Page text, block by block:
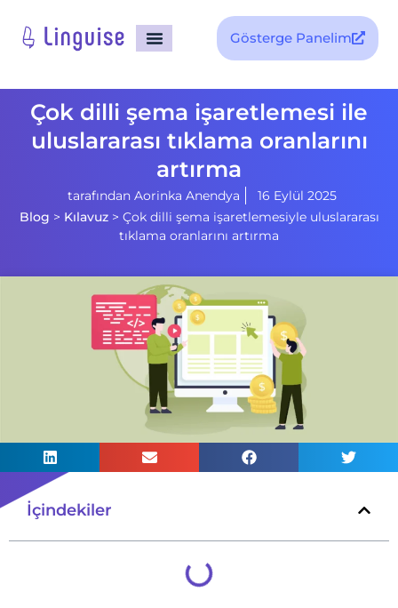
Gösterge Panelim
Çok dilli şema işaretlemesi ile
uluslararası tıklama oranlarını
artırma
tarafından Aorinka Anendya
16 Eylül 2025
Blog > Kılavuz> Çok dilli şema işaretlemesiyle uluslararası
tıklama oranlarını artırma
İçindekiler